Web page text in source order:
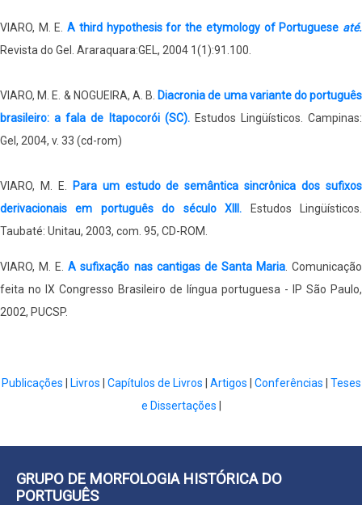
VIARO, M. E.A third hypothesis for the etymology of Portuguese até.
Revista do Gel. Araraquara:GEL, 2004 1(1):91.100.
VIARO, M. E. & NOGUEIRA, A. B. Diacronia de uma variante do português
brasileiro: a fala de Itapocorói (SC).Estudos Lingüísticos. Campinas:
Gel, 2004, v. 33 (cd-rom)
VIARO, M. E.
Para um estudo de semântica sincrônica dos sufixos
derivacionais em português do século XIII. Estudos Lingüísticos.
Taubaté: Unitau, 2003, com. 95, CD-ROM.
VIARO, M. E.A sufixação nas cantigas de Santa Maria. Comunicação
feita no IX Congresso Brasileiro de língua portuguesa - IP São Paulo,
2002, PUCSP.
Publicações Livros Capítulos de Livros Artigos Conferências
Teses
e Dissertações
GRUPO DE MORFOLOGIA HISTÓRICA DO
PORTUGUÊS